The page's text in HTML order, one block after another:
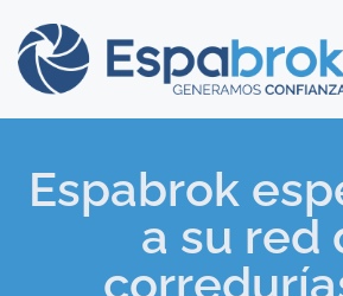
Espabrok
a su red